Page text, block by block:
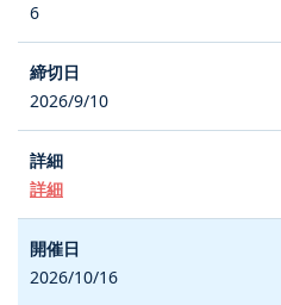
6
2026/9/10
詳細
2026/10/16